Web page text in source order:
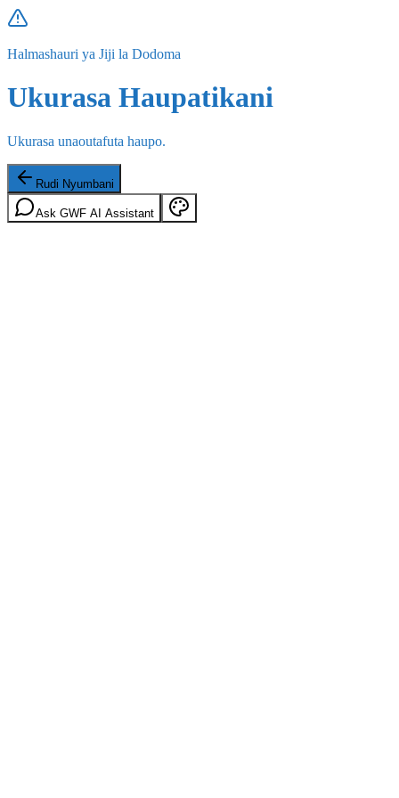
Halmashauri ya Jiji la Dodoma
Ukurasa Haupatikani
Ukurasa unaoutafuta haupo.
Rudi Nyumbani
Ask GWF AI Assistant